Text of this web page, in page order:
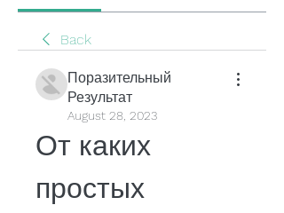
Back
Поразительный
Результат
August 28, 2023
От каких
простых